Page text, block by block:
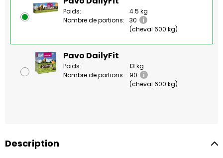
Poids:
4.5 kg
Nombre de portions:
30
(cheval 600 kg)
Pavo DailyFit
Poids:
13 kg
Nombre de portions:
90
(cheval 600 kg)
Description